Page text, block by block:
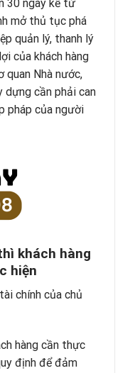
30 ngày kể từ
mở thủ tục phá
quản lý, thanh lý
của khách hàng
quan Nhà nước,
dựng cần phải can
pháp của người
khách hàng
hiện
chính của chủ
hàng cần thực
định để đảm